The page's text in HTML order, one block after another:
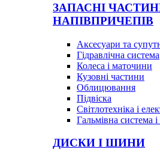
ЗАПАСНІ
НАПІВПРИЧЕПІВ
Аксесуари та
Гідравлічна система
Колеса і маточини
Кузовні частини
Облицювання
Підвіска
Світлотехніка і
Гальмівна система
ДИСКИ І ШИНИ